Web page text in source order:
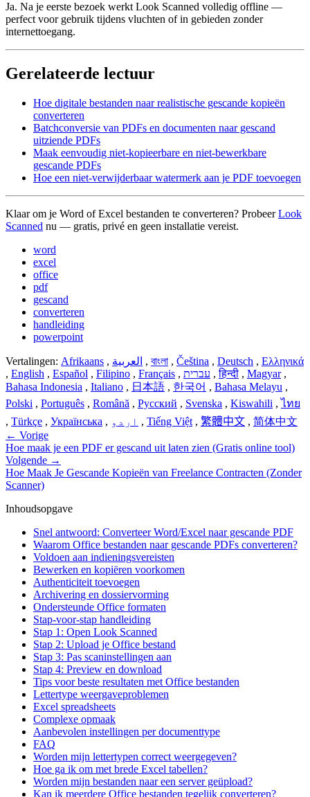
Ja. Na je eerste bezoek werkt Look Scanned volledig offline —
perfect voor gebruik tijdens vluchten of in gebieden zonder
internettoegang.
Gerelateerde lectuur
Hoe digitale bestanden naar realistische gescande kopieën
converteren
Batchconversie van PDFs en documenten naar gescand
uitziende PDFs
Maak eenvoudig niet-kopieerbare en niet-bewerkbare
gescande PDFs
Hoe een niet-verwijderbaar watermerk aan je PDF toevoegen
Klaar om je Word of Excel bestanden te converteren? ProbeerLook
Scanned nu — gratis, privé en geen installatie vereist.
word
excel
office
pdf
gescand
converteren
handleiding
powerpoint
Vertalingen: Afrikaans , العربية , বাংলা , Čeština , Deutsch , Ελληνικά
, English , Español , Filipino , Français , עברית ,हिन्दी , Magyar ,
Bahasa Indonesia , Italiano , 日本語 , 한국어 , Bahasa Melayu ,
Polski , Português , Română , Русский , Svenska , Kiswahili ,ไทย
, Türkçe , Українська , اردو , Tiếng Việt , 繁體中文 , 简体中文
← Vorige
Hoe maak je een PDF er gescand uit laten zien (Gratis online tool)
Volgende →
Hoe Maak Je Gescande Kopieën van Freelance Contracten (Zonder
Scanner)
Inhoudsopgave
Snel antwoord: Converteer Word/Excel naar gescande PDF
Waarom Office bestanden naar gescande PDFs converteren?
Voldoen aan indieningsvereisten
Bewerken en kopiëren voorkomen
Authenticiteit toevoegen
Archivering en dossiervorming
Ondersteunde Office formaten
Stap-voor-stap handleiding
Stap 1: Open Look Scanned
Stap 2: Upload je Office bestand
Stap 3: Pas scaninstellingen aan
Stap 4: Preview en download
Tips voor beste resultaten met Office bestanden
Lettertype weergaveproblemen
Excel spreadsheets
Complexe opmaak
Aanbevolen instellingen per documenttype
FAQ
Worden mijn lettertypen correct weergegeven?
Hoe ga ik om met brede Excel tabellen?
Worden mijn bestanden naar een server geüpload?
Kan ik meerdere Office bestanden tegelijk converteren?